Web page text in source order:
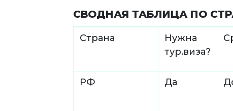
СВОДНАЯ ТАБЛИЦА ПО
Страна
Нужна
тур.виза?
РФ Да